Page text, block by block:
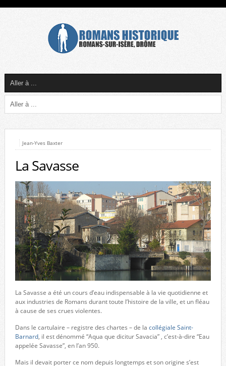
Jean-Yves Baxter
La Savasse
La Savasse a été un cours d’eau indispensable à la vie quotidienne et
aux industries de Romans durant toute l’histoire de la ville, et un fléau
à cause de ses crues violentes.
Dans le cartulaire – registre des chartes – de la collégiale Saint-
Barnard, il est dénommé “Aqua que dicitur Savacia” , c’est-à-dire “Eau
appelée Savasse”, en l’an 950.
Mais il devait porter ce nom depuis longtemps et son origine s’est